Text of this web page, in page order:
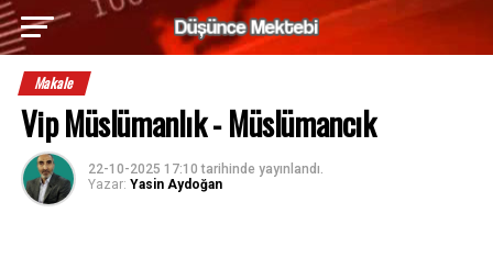
Makale
Vip Müslümanlık - Müslümancık
22-10-2025 17:10 tarihinde yayınlandı.
Yazar: Yasin Aydoğan